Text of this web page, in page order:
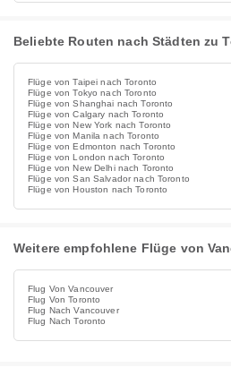
Beliebte Routen nach Städten zu
Flüge von Taipei nach Toronto
Flüge von Tokyo nach Toronto
Flüge von Shanghai nach Toronto
Flüge von Calgary nach Toronto
Flüge von New York nach Toronto
Flüge von Manila nach Toronto
Flüge von Edmonton nach Toronto
Flüge von London nach Toronto
Flüge von New Delhi nach Toronto
Flüge von San Salvador nach Toronto
Flüge von Houston nach Toronto
Weitere empfohlene Flüge von
Flug Von Vancouver
Flug Von Toronto
Flug Nach Vancouver
Flug Nach Toronto